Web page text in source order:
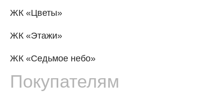
ЖК «Цветы»
ЖК «Этажи»
ЖК «Седьмое небо»
Покупателям